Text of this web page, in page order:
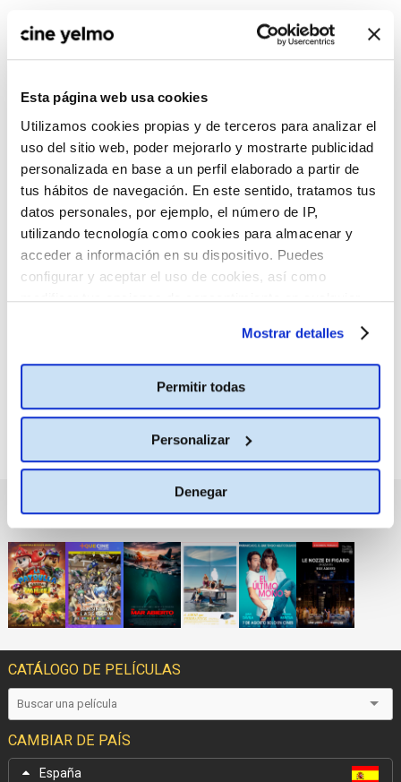
Esta página web usa cookies
Utilizamos cookies propias y de terceros para analizar el
uso del sitio web, poder mejorarlo y mostrarte publicidad
personalizada en base a un perfil elaborado a partir de
tus hábitos de navegación. En este sentido, tratamos tus
datos personales, por ejemplo, el número de IP,
utilizando tecnología como cookies para almacenar y
acceder a información en su dispositivo. Puedes
configurar y aceptar el uso de cookies, así como
modificar tus opciones de consentimiento en cualquier
Mostrar detalles
Permitir todas
Personalizar
Denegar
CONSULTA MÁS HORARIOS
:(
seleccionado.
PRÓXIMOS ESTRENOS
CATÁLOGO DE PELÍCULAS
CAMBIAR DE PAÍS
España